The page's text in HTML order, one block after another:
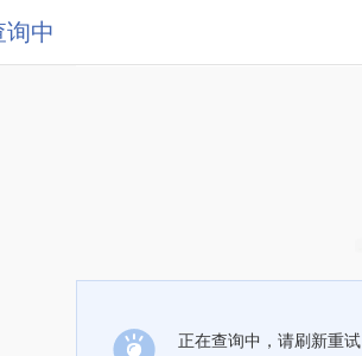
询中
正在查询中，请刷新重试